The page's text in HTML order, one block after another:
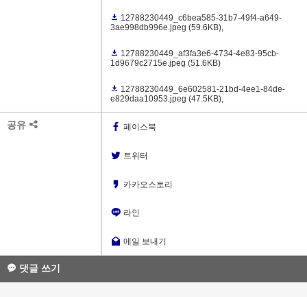
12788230449_c6bea585-31b7-49f4-a649-
3ae998db996e.jpeg (59.6KB),
12788230449_af3fa3e6-4734-4e83-95cb-
1d9679c2715e.jpeg (51.6KB)
12788230449_6e602581-21bd-4ee1-84de-
e829daa10953.jpeg (47.5KB),
공유 페이스북
트위터
카카오스토리
라인
메일 보내기
댓글 쓰기